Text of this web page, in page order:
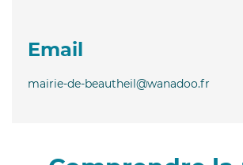
Email
mairie-de-beautheil@wanadoo.fr